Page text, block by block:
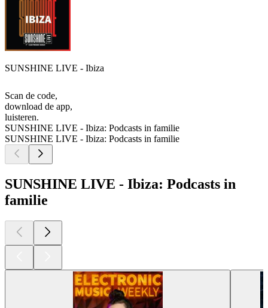
SUNSHINE LIVE - Ibiza
Scan de code,
download de app,
luisteren.
SUNSHINE LIVE - Ibiza: Podcasts in familie
SUNSHINE LIVE - Ibiza: Podcasts in familie
SUNSHINE LIVE - Ibiza: Podcasts in
familie